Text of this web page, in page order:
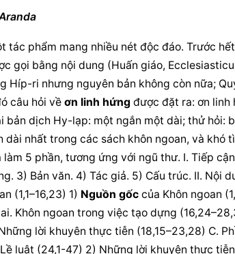
tác phẩm mang nhiều nét độc đáo. Trước
gọi bằng nội dung (Huấn giáo,
Híp-ri nhưng nguyên bản không còn nữa;
câu hỏi về ơn linh hứng được đặt ra: ơn linh
bản dịch Hy-lạp: một ngắn một dài; thử hỏi:
dài nhất trong các sách khôn ngoan, và khó
làm 5 phần, tương ứng với ngũ thư. I. Tiếp
3) Bản văn. 4) Tác giả. 5) Cấu trúc. II. Nội
(1,1–16,23) 1) Nguồn gốc của Khôn ngoan
Khôn ngoan trong việc tạo dựng
lời khuyên thực tiễn (18,15–23,28) C.
luật (24,1-47) 2) Những lời khuyên thực